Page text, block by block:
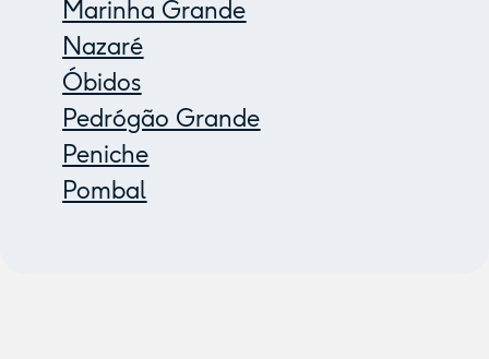
Marinha Grande
Nazaré
Óbidos
Pedrógão Grande
Peniche
Pombal